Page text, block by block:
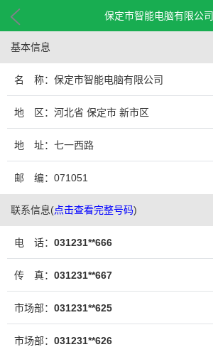
保定市智能电脑有限公司
基本信息
名 称：保定市智能电脑有限公司
地 区：河北省 保定市 新市区
地 址：七一西路
邮 编：071051
联系信息(点击查看完整号码)
电 话： 031231**666
传 真： 031231**667
市场部： 031231**625
市场部： 031231**626